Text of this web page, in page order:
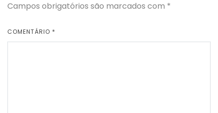
Campos obrigatórios são marcados com *
COMENTÁRIO *